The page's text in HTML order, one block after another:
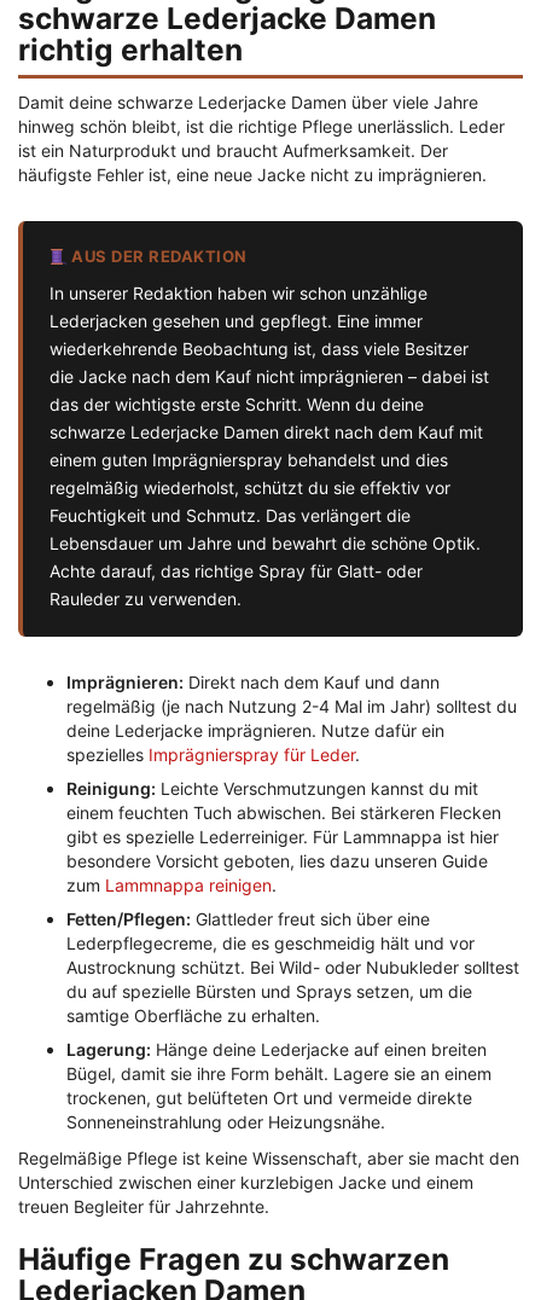
schwarze Lederjacke Damen
richtig erhalten
Damit deine schwarze Lederjacke Damen über viele Jahre
hinweg schön bleibt, ist die richtige Pflege unerlässlich. Leder
ist ein Naturprodukt und braucht Aufmerksamkeit. Der
häufigste Fehler ist, eine neue Jacke nicht zu imprägnieren.
AUS DER REDAKTION
In unserer Redaktion haben wir schon unzählige
Lederjacken gesehen und gepflegt. Eine immer
wiederkehrende Beobachtung ist, dass viele Besitzer
die Jacke nach dem Kauf nicht imprägnieren – dabei ist
das der wichtigste erste Schritt. Wenn du deine
schwarze Lederjacke Damen direkt nach dem Kauf mit
einem guten Imprägnierspray behandelst und dies
regelmäßig wiederholst, schützt du sie effektiv vor
Feuchtigkeit und Schmutz. Das verlängert die
Lebensdauer um Jahre und bewahrt die schöne Optik.
Achte darauf, das richtige Spray für Glatt- oder
Rauleder zu verwenden.
Imprägnieren: Direkt nach dem Kauf und dann
regelmäßig (je nach Nutzung 2-4 Mal im Jahr) solltest du
deine Lederjacke imprägnieren. Nutze dafür ein
spezielles Imprägnierspray für Leder.
Reinigung: Leichte Verschmutzungen kannst du mit
einem feuchten Tuch abwischen. Bei stärkeren Flecken
gibt es spezielle Lederreiniger. Für Lammnappa ist hier
besondere Vorsicht geboten, lies dazu unseren Guide
zum Lammnappa reinigen.
Fetten/Pflegen: Glattleder freut sich über eine
Lederpflegecreme, die es geschmeidig hält und vor
Austrocknung schützt. Bei Wild- oder Nubukleder solltest
du auf spezielle Bürsten und Sprays setzen, um die
samtige Oberfläche zu erhalten.
Lagerung: Hänge deine Lederjacke auf einen breiten
Bügel, damit sie ihre Form behält. Lagere sie an einem
trockenen, gut belüfteten Ort und vermeide direkte
Sonneneinstrahlung oder Heizungsnähe.
Regelmäßige Pflege ist keine Wissenschaft, aber sie macht den
Unterschied zwischen einer kurzlebigen Jacke und einem
treuen Begleiter für Jahrzehnte.
Häufige Fragen zu schwarzen
Lederjacken Damen